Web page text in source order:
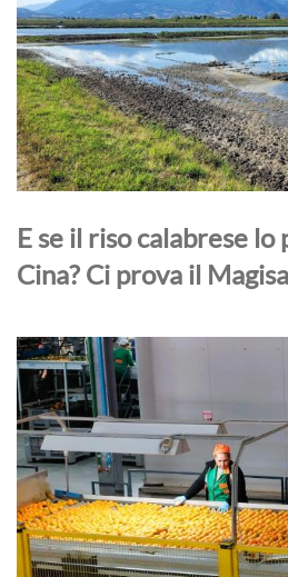
E se il riso calabrese lo
Cina? Ci prova il